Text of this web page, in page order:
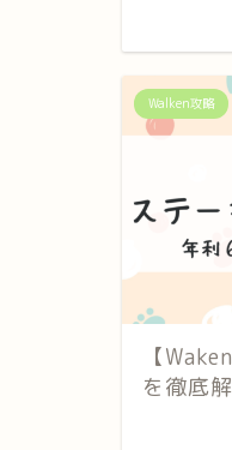
Walken攻略
【
を徹底